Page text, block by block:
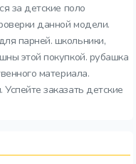
за детские поло
данной модели.
парней. школьники,
этой покупкой. рубашка
материала.
заказать детские